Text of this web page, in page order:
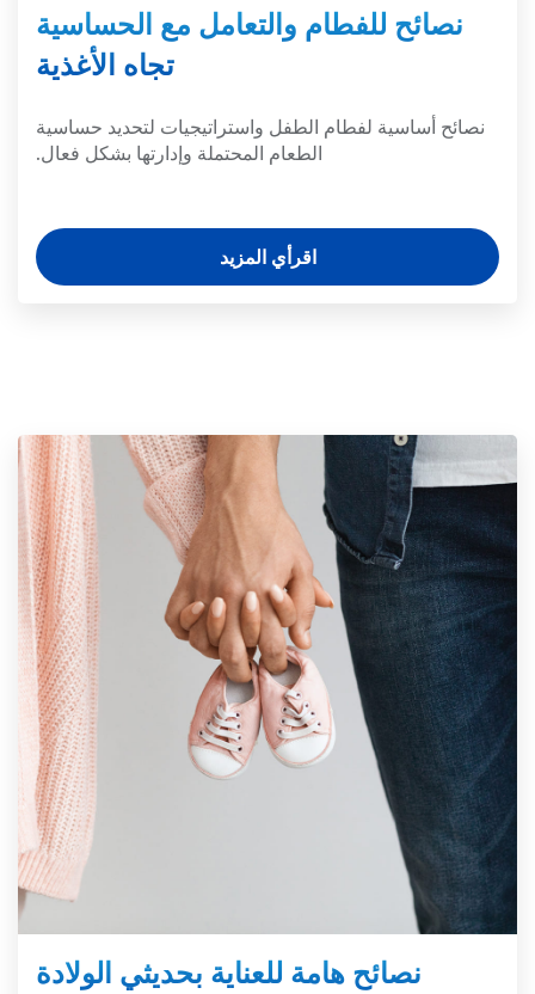
نصائح للفطام والتعامل مع الحساسية
تجاه الأغذية
نصائح أساسية لفطام الطفل واستراتيجيات لتحديد حساسية
الطعام المحتملة وإدارتها بشكل فعال.
اقرأي المزيد
نصائح هامة للعناية بحديثي الولادة